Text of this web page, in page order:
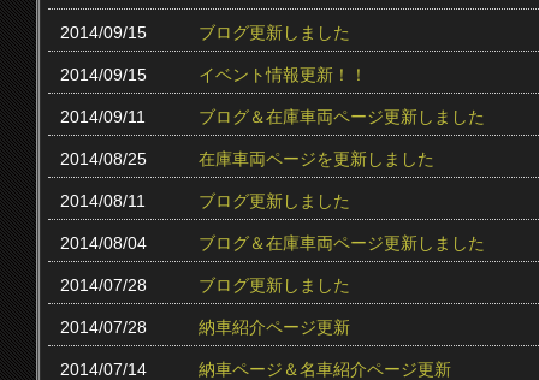
2014/09/15 ブログ更新しました
2014/09/15 イベント情報更新！！
2014/09/11 ブログ＆在庫車両ページ更新しました
2014/08/25 在庫車両ページを更新しました
2014/08/11 ブログ更新しました
2014/08/04 ブログ＆在庫車両ページ更新しました
2014/07/28 ブログ更新しました
2014/07/28 納車紹介ページ更新
2014/07/14 納車ページ＆名車紹介ページ更新